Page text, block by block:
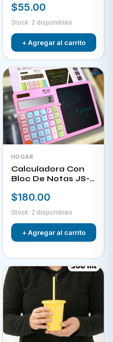
$55.00
Stock: 2 disponibles
+ Agregar al carrito
HOGAR
Calculadora Con
Bloc De Notas JS-
$180.00
Stock: 2 disponibles
+ Agregar al carrito